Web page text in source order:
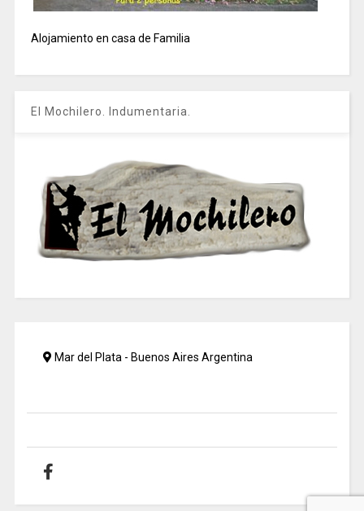
Alojamiento en casa de Familia
El Mochilero. Indumentaria.
Mar del Plata - Buenos Aires Argentina